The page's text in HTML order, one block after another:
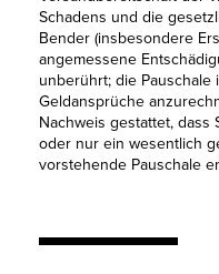
Schadens und die
Bender (insbesondere
angemessene
unberührt; die
Geldansprüche
Nachweis gestattet,
oder nur ein wesentlich
vorstehende Pauschale